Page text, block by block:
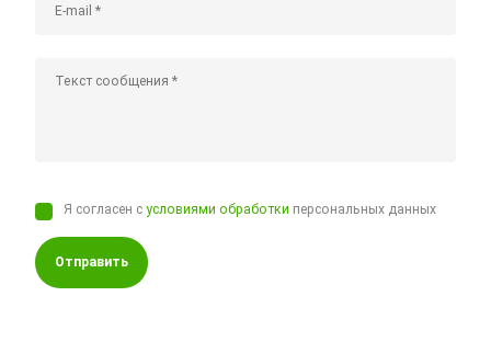
Я согласен сусловиями обработки персональных данных
Отправить